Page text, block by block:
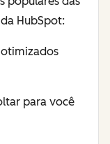
HubSpot:
otimizados
para você